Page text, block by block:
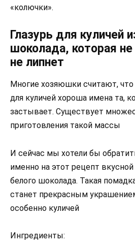
«колючки».
Глазурь для куличей
шоколада, которая
не липнет
Многие хозяюшки считают, что
для куличей хороша имена та,
застывает. Существует
приготовления такой массы
И сейчас мы хотели бы
именно на этот рецепт вкусной
белого шоколада. Такая
станет прекрасным
особенно куличей
Ингредиенты: